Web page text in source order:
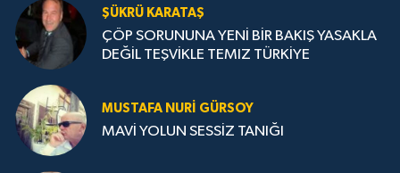
ŞÜKRÜ KARATAŞ
ÇÖP SORUNUNA YENİ BİR BAKIŞ YASAKLA
DEĞİL TEŞVİKLE TEMIZ TÜRKİYE
MUSTAFA NURI GÜRSOY
MAVİ YOLUN SESSİZ TANIĞI